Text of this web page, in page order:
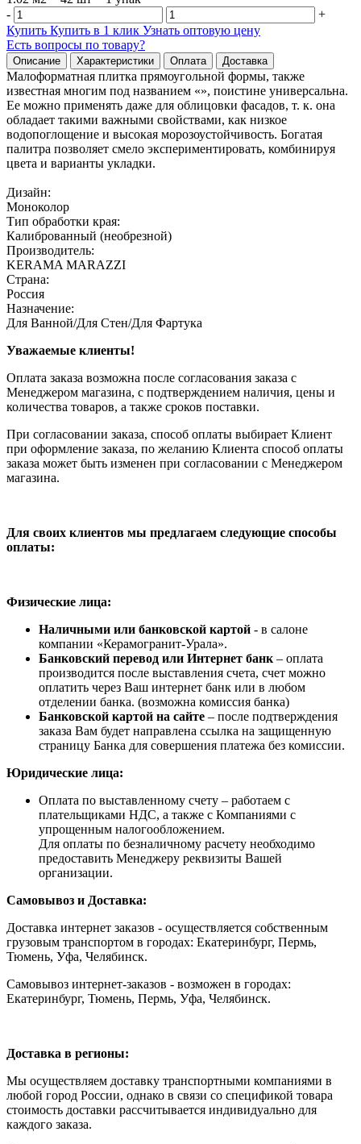
-
+
Купить Купить в 1 клик Узнать оптовую цену
Есть вопросы по товару?
Описание Характеристики Оплата Доставка
Малоформатная плитка прямоугольной формы, также
известная многим под названием «», поистине универсальна.
Ее можно применять даже для облицовки фасадов, т. к. она
обладает такими важными свойствами, как низкое
водопоглощение и высокая морозоустойчивость. Богатая
палитра позволяет смело экспериментировать, комбинируя
цвета и варианты укладки.
Дизайн:
Моноколор
Тип обработки края:
Калиброванный (необрезной)
Производитель:
KERAMA MARAZZI
Страна:
Россия
Назначение:
Для Ванной/Для Стен/Для Фартука
Уважаемые клиенты!
Оплата заказа возможна после согласования заказа с
Менеджером магазина, с подтверждением наличия, цены и
количества товаров, а также сроков поставки.
При согласовании заказа, способ оплаты выбирает Клиент
при оформление заказа, по желанию Клиента способ оплаты
заказа может быть изменен при согласовании с Менеджером
магазина.
Для своих клиентов мы предлагаем следующие способы
оплаты:
Физические лица:
Наличными или банковской картой - в салоне
компании «Керамогранит-Урала».
Банковский перевод или Интернет банк – оплата
производится после выставления счета, счет можно
оплатить через Ваш интернет банк или в любом
отделении банка. (возможна комиссия банка)
Банковской картой на сайте – после подтверждения
заказа Вам будет направлена ссылка на защищенную
страницу Банка для совершения платежа без комиссии.
Юридические лица:
Оплата по выставленному счету – работаем с
плательщиками НДС, а также с Компаниями с
упрощенным налогообложением.
Для оплаты по безналичному расчету необходимо
предоставить Менеджеру реквизиты Вашей
организации.
Самовывоз и Доставка:
Доставка интернет заказов - осуществляется собственным
грузовым транспортом в городах: Екатеринбург, Пермь,
Тюмень, Уфа, Челябинск.
Самовывоз интернет-заказов - возможен в городах:
Екатеринбург, Тюмень, Пермь, Уфа, Челябинск.
Доставка в регионы:
Мы осуществляем доставку транспортными компаниями в
любой город России, однако в связи со спецификой товара
стоимость доставки рассчитывается индивидуально для
каждого заказа.